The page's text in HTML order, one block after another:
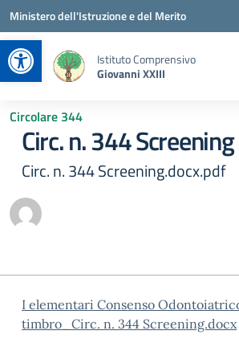
Apri la barra degli
Vai ai contenuti
Vai al menu di navigazione
Vai al footer
Ministero dell'Istruzione e del Merito
Istituto Comprensivo
Giovanni XXIII
Circolare 344
Circ. n. 344 Screening
Circ. n. 344 Screening.docx.pdf
I elementari Consenso
timbro_Circ. n. 344 Screening.docx